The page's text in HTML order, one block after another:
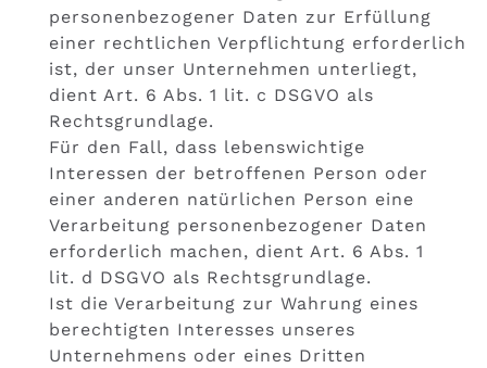
personenbezogener Daten zur Erfüllung
einer rechtlichen Verpflichtung erforderlich
ist, der unser Unternehmen unterliegt,
dient Art. 6 Abs. 1 lit. c DSGVO als
Rechtsgrundlage.
Für den Fall, dass lebenswichtige
Interessen der betroffenen Person oder
einer anderen natürlichen Person eine
Verarbeitung personenbezogener Daten
erforderlich machen, dient Art. 6 Abs. 1
lit. d DSGVO als Rechtsgrundlage.
Ist die Verarbeitung zur Wahrung eines
berechtigten Interesses unseres
Unternehmens oder eines Dritten